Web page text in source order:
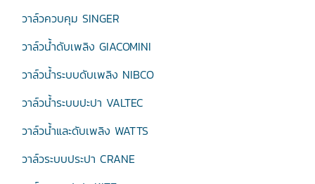
วาล์วควบคุม SINGER
วาล์วน้ำดับเพลิง GIACOMINI
วาล์วน้ำระบบดับเพลิง NIBCO
วาล์วน้ำระบบปะปา VALTEC
วาล์วน้ำและดับเพลิง WATTS
วาล์วระบบประปา CRANE